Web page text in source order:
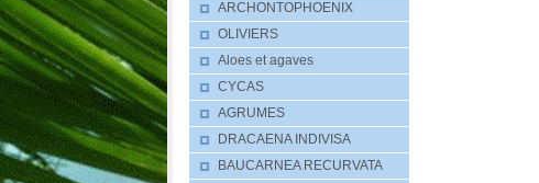
ARCHONTOPHOENIX
OLIVIERS
Aloes et agaves
CYCAS
AGRUMES
DRACAENA INDIVISA
BAUCARNEA RECURVATA